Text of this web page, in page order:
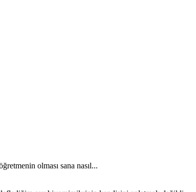
olması sana nasıl...